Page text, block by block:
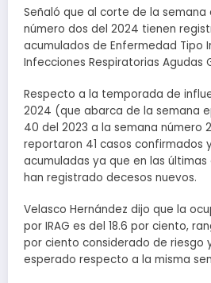
Señaló que al corte de la semana
número dos del 2024 tienen
acumulados de Enfermedad Tipo
Infecciones Respiratorias Agudas
Respecto a la temporada de
2024 (que abarca de la semana
40 del 2023 a la semana número
reportaron 41 casos confirmados
acumuladas ya que en las
han registrado decesos nuevos.
Velasco Hernández dijo que la
por IRAG es del 18.6 por ciento,
por ciento considerado de riesgo
esperado respecto a la misma